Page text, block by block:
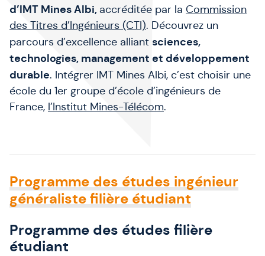
d’IMT Mines Albi, accréditée par la Commission
des Titres d’Ingénieurs (CTI). Découvrez un
parcours d’excellence alliant sciences,
technologies, management et développement
durable. Intégrer IMT Mines Albi, c’est choisir une
école du 1er groupe d’école d’ingénieurs de
France, l’Institut Mines-Télécom.
Programme des études ingénieur
généraliste filière étudiant
Programme des études filière
étudiant